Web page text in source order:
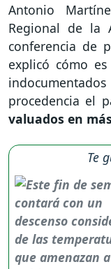
Antonio
Regional de la
conferencia de
explicó cómo
procedencia el
valuados en
Te